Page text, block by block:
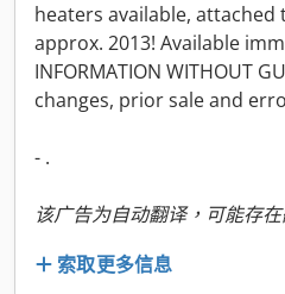
heaters available, attached
approx. 2013! Available
INFORMATION WITHOUT
changes, prior sale and
- .
该广告为自动翻译，可能存
索取更多信息